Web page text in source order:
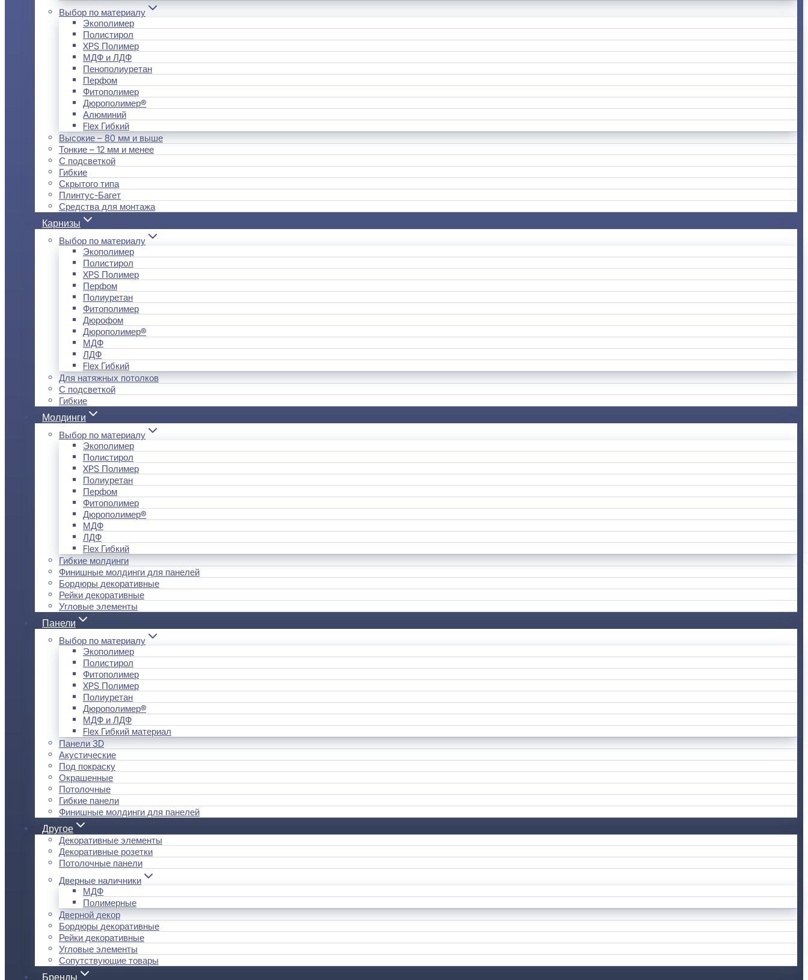
Выбор по материалу
Экополимер
Полистирол
XPS Полимер
МДФ и ЛДФ
Пенополиуретан
Перфом
Фитополимер
Дюрополимер®
Алюминий
Flex Гибкий
Высокие – 80 мм и выше
Тонкие – 12 мм и менее
С подсветкой
Гибкие
Скрытого типа
Плинтус-Багет
Средства для монтажа
Карнизы
Выбор по материалу
Экополимер
Полистирол
XPS Полимер
Перфом
Полиуретан
Фитополимер
Дюрофом
Дюрополимер®
МДФ
ЛДФ
Flex Гибкий
Для натяжных потолков
С подсветкой
Гибкие
Молдинги
Выбор по материалу
Экополимер
Полистирол
XPS Полимер
Полиуретан
Перфом
Фитополимер
Дюрополимер®
МДФ
ЛДФ
Flex Гибкий
Гибкие молдинги
Финишные молдинги для панелей
Бордюры декоративные
Рейки декоративные
Угловые элементы
Панели
Выбор по материалу
Экополимер
Полистирол
Фитополимер
XPS Полимер
Полиуретан
Дюрополимер®
МДФ и ЛДФ
Flex Гибкий материал
Панели 3D
Акустические
Под покраску
Окрашенные
Потолочные
Гибкие панели
Финишные молдинги для панелей
Другое
Декоративные элементы
Декоративные розетки
Потолочные панели
Дверные наличники
МДФ
Полимерные
Дверной декор
Бордюры декоративные
Рейки декоративные
Угловые элементы
Сопутствующие товары
Бренды